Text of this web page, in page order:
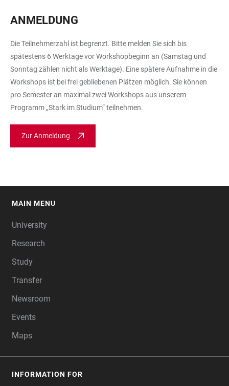
ANMELDUNG
Die Teilnehmerzahl ist begrenzt. Bitte melden Sie sich bis
spätestens 6 Werktage vor Workshopbeginn an (Samstag und
Sonntag zählen nicht als Werktage). Eine spätere Aufnahme in die
Workshops ist bei frei gebliebenen Plätzen möglich. Sie können
pro Semester an maximal zwei Workshops aus unserem
Programm „Stark im Studium“ teilnehmen.
Zur Anmeldung
MAIN MENU
University
Research
Study
Transfer
Newsroom
Events
Maps
INFORMATION FOR